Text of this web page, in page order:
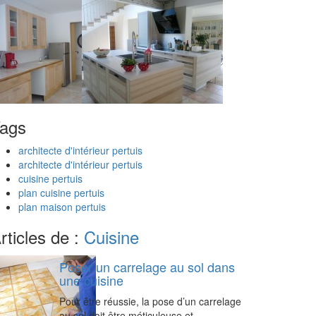
architecte d'intérieur pertuis
architecte d'intérieur pertuis
cuisine pertuis
plan cuisine pertuis
plan maison pertuis
de : Cuisine
Poser un carrelage au sol dans
une cuisine
Pour être réussie, la pose d’un carrelage